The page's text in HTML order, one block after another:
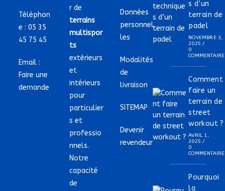
Téléphon
e :05 35
45 75 45
Email :
Faire une
demande
r de
terrains
multispor
ts
extérieurs
et
intérieurs
pour
particulier
s et
professio
nnels.
Notre
capacité
de
Données
personnel
les
Modalités
de
livraison
SITEMAP
Devenir
revendeur
s d’un
terrain de
padel
NOVEMBRE 3,
2025 /
0
COMMENTAIRE
Comment
faire un
terrain de
street
workout ?
AVRIL 1,
2025 /
0
COMMENTAIRE
Pourquoi
la